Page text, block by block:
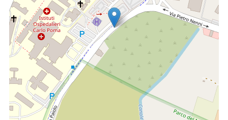
-Biblioteca scientificadell’Azienda, polo del Sistema
Bibliotecario Biomedico Lombardo, collegata a riviste
elettroniche internazionali e banche dati
-Biblioteche di corsocon i testi previsti dai programmi
-Aula informaticaattrezzata
Mensa
- Orientamento
in entrata per facilitare la scelta del